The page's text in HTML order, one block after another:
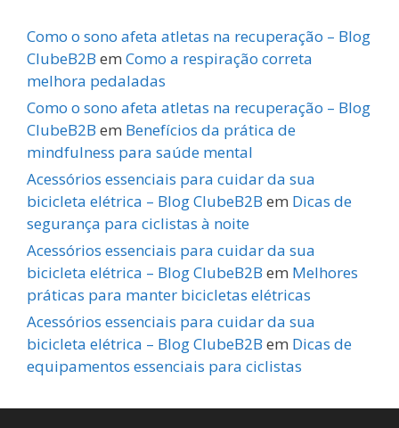
Como o sono afeta atletas na recuperação – Blog
ClubeB2B em Como a respiração correta
melhora pedaladas
Como o sono afeta atletas na recuperação – Blog
ClubeB2B em Benefícios da prática de
mindfulness para saúde mental
Acessórios essenciais para cuidar da sua
bicicleta elétrica – Blog ClubeB2B em Dicas de
segurança para ciclistas à noite
Acessórios essenciais para cuidar da sua
bicicleta elétrica – Blog ClubeB2B em Melhores
práticas para manter bicicletas elétricas
Acessórios essenciais para cuidar da sua
bicicleta elétrica – Blog ClubeB2B em Dicas de
equipamentos essenciais para ciclistas